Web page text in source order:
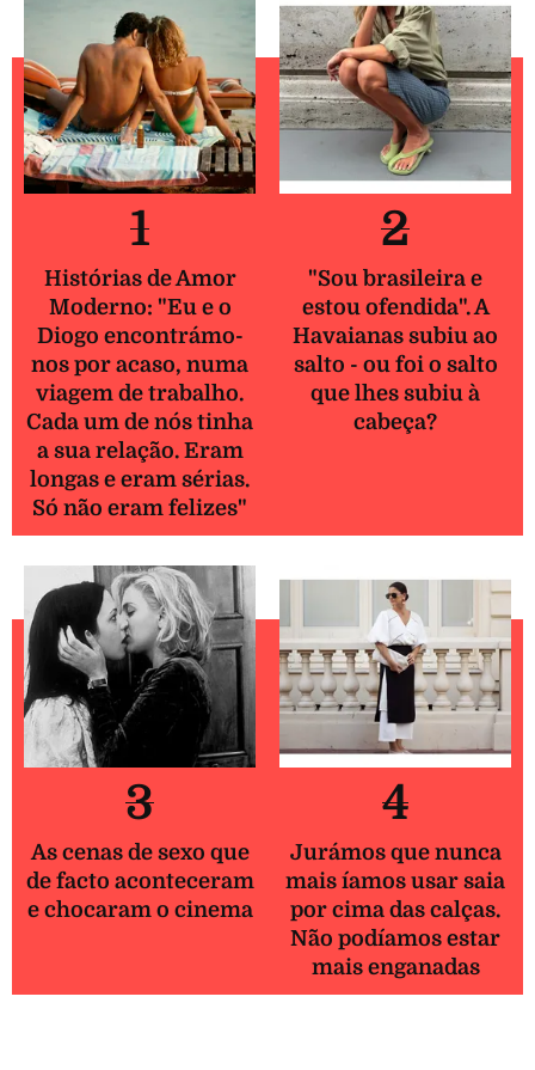
1
Histórias de Amor
Moderno: "Eu e o
Diogo encontrámo-
nos por acaso, numa
viagem de trabalho.
Cada um de nós tinha
a sua relação. Eram
longas e eram sérias.
Só não eram felizes"
2
"Sou brasileira e
estou ofendida". A
Havaianas subiu ao
salto - ou foi o salto
que lhes subiu à
cabeça?
3
As cenas de sexo que
de facto aconteceram
e chocaram o cinema
4
Jurámos que nunca
mais íamos usar saia
por cima das calças.
Não podíamos estar
mais enganadas